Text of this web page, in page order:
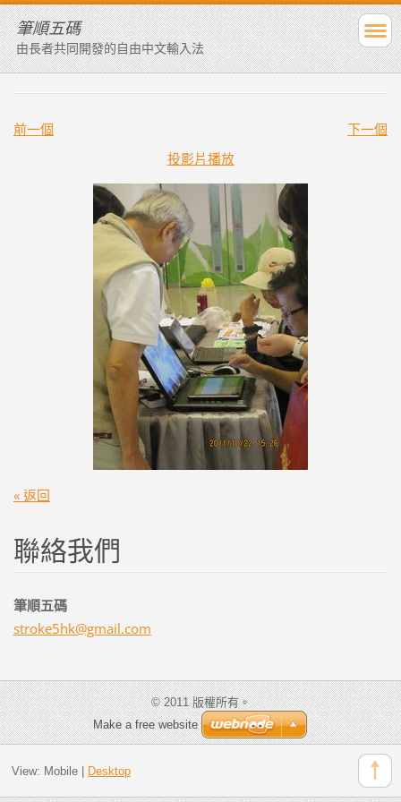
筆順五碼
由長者共同開發的自由中文輸入法
前一個
下一個
投影片播放
« 返回
聯絡我們
筆順五碼
stroke5hk@gmail.com
© 2011 版權所有。
Make a free website
View: Mobile| Desktop